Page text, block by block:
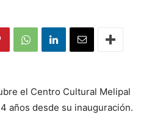
el Centro Cultural Melipal
años desde su inauguración.